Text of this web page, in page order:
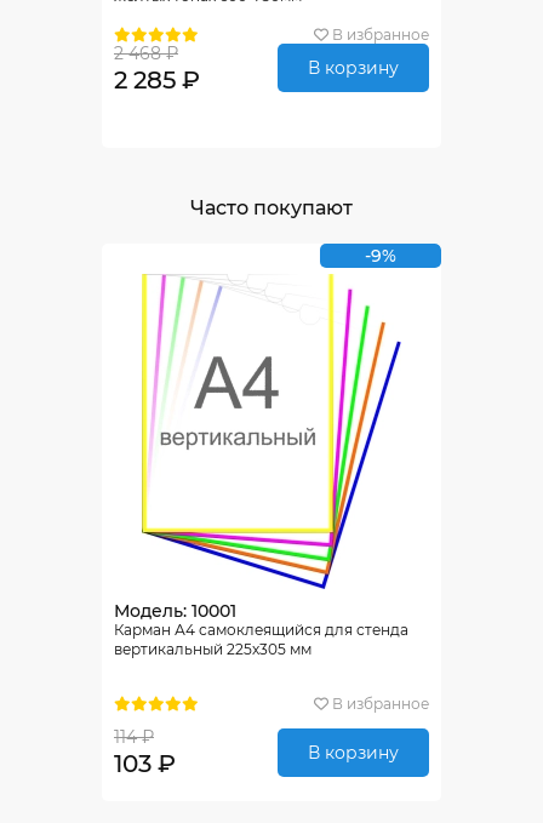
В избранное
2 468 ₽
2 285 ₽ В корзину
Часто покупают
-9%
Модель: 10001
Карман А4 самоклеящийся для стенда
вертикальный 225х305 мм
В избранное
114 ₽
103 ₽ В корзину